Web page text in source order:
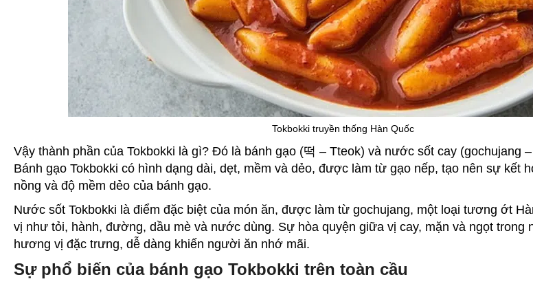
Tokbokki truyền thống Hàn Quốc
Vậy thành phần của Tokbokki là gì? Đó là bánh gạo (떡 – Tteok) và nước sốt cay (gochujang
Bánh gạo Tokbokki có hình dạng dài, dẹt, mềm và dẻo, được làm từ gạo nếp, tạo nên sự kết
nồng và độ mềm dẻo của bánh gạo.
Nước sốt Tokbokki là điểm đặc biệt của món ăn, được làm từ gochujang, một loại tương ớt
vị như tỏi, hành, đường, dầu mè và nước dùng. Sự hòa quyện giữa vị cay, mặn và ngọt trong
hương vị đặc trưng, dễ dàng khiến người ăn nhớ mãi.
Sự phổ biến của bánh gạo Tokbokki trên toàn cầu